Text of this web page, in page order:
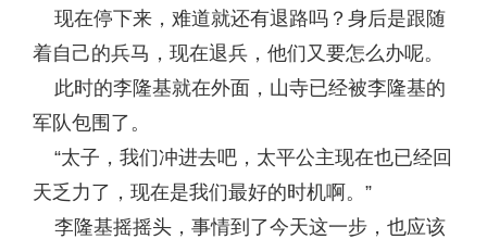
现在停下来，难道就还有退路吗？身后是跟随
着自己的兵马，现在退兵，他们又要怎么办呢。
此时的李隆基就在外面，山寺已经被李隆基的
军队包围了。
“太子，我们冲进去吧，太平公主现在也已经回
天乏力了，现在是我们最好的时机啊。”
李隆基摇摇头，事情到了今天这一步，也应该